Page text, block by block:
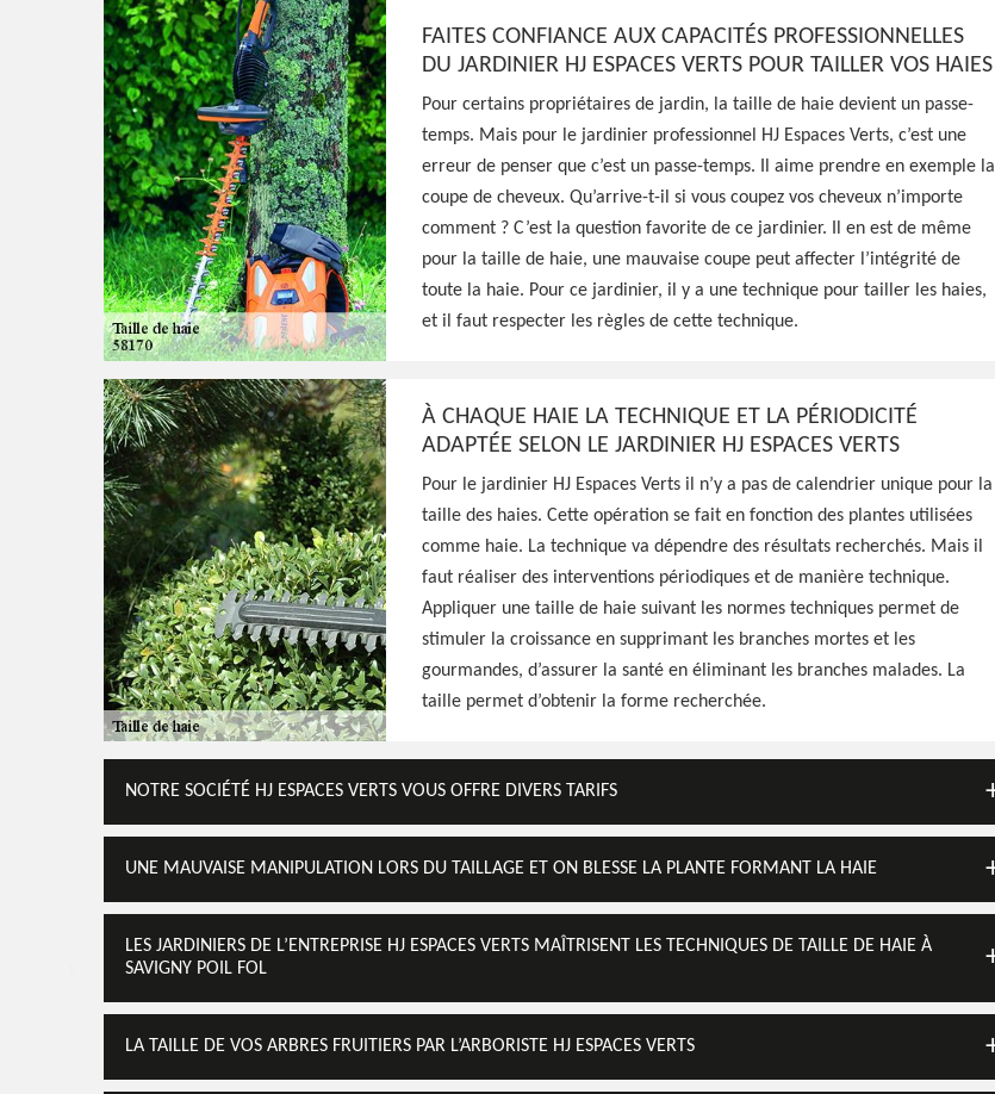
Hoerter Joseph Elagage 58
Entreprise taille de haie
Savigny Poil Fol 58170
Excellent jardinier à Savigny Poil Fol 58170, HJ Espaces Verts peut
réaliser une taille de formation, d'entretien, ou de fructification pour
vos haies, prestation de qualité et main-d'oeuvre pas cher
Voir Nos Realisations Contactez-Nous!
FAITES CONFIANCE AUX CAPACITÉS PROFESSIONNELLES
DU JARDINIER HJ ESPACES VERTS POUR TAILLER VOS HAIES
Pour certains propriétaires de jardin, la taille de haie devient un passe-
temps. Mais pour le jardinier professionnel HJ Espaces Verts, c’est une
erreur de penser que c’est un passe-temps. Il aime prendre en exemple la
coupe de cheveux. Qu’arrive-t-il si vous coupez vos cheveux n’importe
comment ? C’est la question favorite de ce jardinier. Il en est de même
pour la taille de haie, une mauvaise coupe peut affecter l’intégrité de
toute la haie. Pour ce jardinier, il y a une technique pour tailler les haies,
et il faut respecter les règles de cette technique.
À CHAQUE HAIE LA TECHNIQUE ET LA PÉRIODICITÉ
ADAPTÉE SELON LE JARDINIER HJ ESPACES VERTS
Pour le jardinier HJ Espaces Verts il n’y a pas de calendrier unique pour la
taille des haies. Cette opération se fait en fonction des plantes utilisées
comme haie. La technique va dépendre des résultats recherchés. Mais il
faut réaliser des interventions périodiques et de manière technique.
Appliquer une taille de haie suivant les normes techniques permet de
stimuler la croissance en supprimant les branches mortes et les
gourmandes, d’assurer la santé en éliminant les branches malades. La
taille permet d’obtenir la forme recherchée.
NOTRE SOCIÉTÉ HJ ESPACES VERTS VOUS OFFRE DIVERS TARIFS
UNE MAUVAISE MANIPULATION LORS DU TAILLAGE ET ON BLESSE LA PLANTE FORMANT LA HAIE
LES JARDINIERS DE L’ENTREPRISE HJ ESPACES VERTS MAÎTRISENT LES TECHNIQUES DE TAILLE DE HAIE À
SAVIGNY POIL FOL
LA TAILLE DE VOS ARBRES FRUITIERS PAR L’ARBORISTE HJ ESPACES VERTS